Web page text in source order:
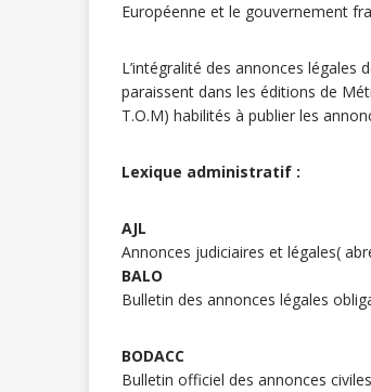
Européenne et le gouvernement
L’intégralité des annonces légales
paraissent dans les éditions de
T.O.M) habilités à publier les
Lexique administratif :
AJL
Annonces judiciaires et légales(
BALO
Bulletin des annonces légales
BODACC
Bulletin officiel des annonces